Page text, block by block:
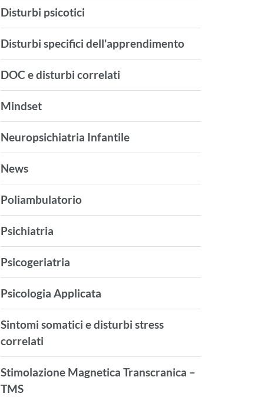
Disturbi psicotici
Disturbi specifici dell'apprendimento
DOC e disturbi correlati
Mindset
Neuropsichiatria Infantile
News
Poliambulatorio
Psichiatria
Psicogeriatria
Psicologia Applicata
Sintomi somatici e disturbi stress
correlati
Stimolazione Magnetica Transcranica –
TMS